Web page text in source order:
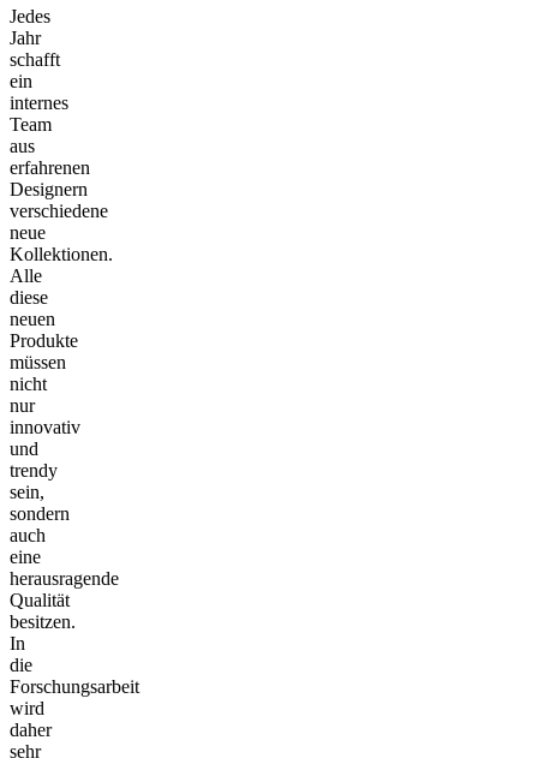
Jedes
Jahr
schafft
ein
internes
Team
aus
erfahrenen
Designern
verschiedene
neue
Kollektionen.
Alle
diese
neuen
Produkte
müssen
nicht
nur
innovativ
und
trendy
sein,
sondern
auch
eine
herausragende
Qualität
besitzen.
In
die
Forschungsarbeit
wird
daher
sehr